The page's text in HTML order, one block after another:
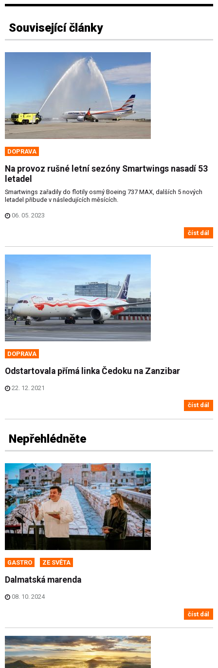
Související články
DOPRAVA
Na provoz rušné letní sezóny Smartwings nasadí 53
letadel
Smartwings zařadily do flotily osmý Boeing 737 MAX, dalších 5 nových
letadel přibude v následujících měsících.
06. 05. 2023
číst dál
DOPRAVA
Odstartovala přímá linka Čedoku na Zanzibar
22. 12. 2021
číst dál
Nepřehlédněte
GASTRO ZE SVĚTA
Dalmatská marenda
08. 10. 2024
číst dál